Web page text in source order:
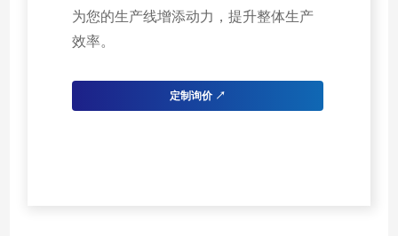
为您的生产线增添动力，提升整体生产
效率。
定制询价 ↗